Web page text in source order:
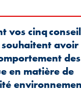
vos cinq
en matière de